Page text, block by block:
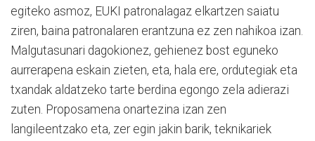
egiteko asmoz, EUKI patronalagaz elkartzen saiatu
ziren, baina patronalaren erantzuna ez zen nahikoa izan.
Malgutasunari dagokionez, gehienez bost eguneko
aurrerapena eskain zieten, eta, hala ere, ordutegiak eta
txandak aldatzeko tarte berdina egongo zela adierazi
zuten. Proposamena onartezina izan zen
langileentzako eta, zer egin jakin barik, teknikariek